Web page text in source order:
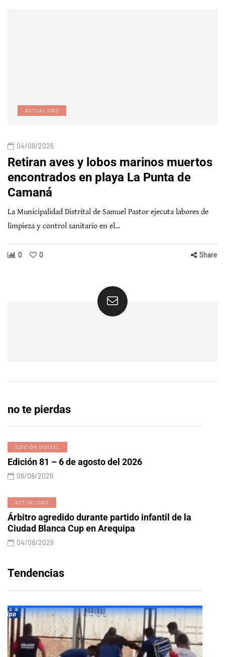
ACTUALIDAD
04/08/2026
Retiran aves y lobos marinos muertos
encontrados en playa La Punta de
Camaná
La Municipalidad Distrital de Samuel Pastor ejecuta labores de
limpieza y control sanitario en el…
0 0 Share
no te pierdas
EDICIÓN DIGITAL
Edición 81 – 6 de agosto del 2026
06/08/2026
ACTUALIDAD
Árbitro agredido durante partido infantil de la
Ciudad Blanca Cup en Arequipa
04/08/2026
Tendencias